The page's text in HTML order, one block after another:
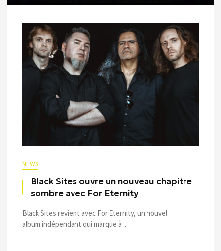
NEWS
Black Sites ouvre un nouveau chapitre
sombre avec For Eternity
Black Sites revient avec For Eternity, un nouvel
album indépendant qui marque à ...